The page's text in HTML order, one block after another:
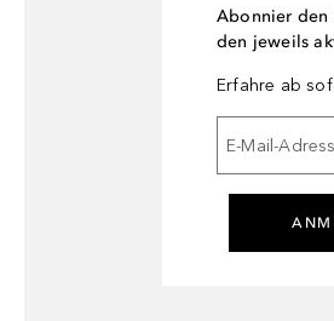
Abonnier den
den jeweils
Erfahre ab
E-Mail-